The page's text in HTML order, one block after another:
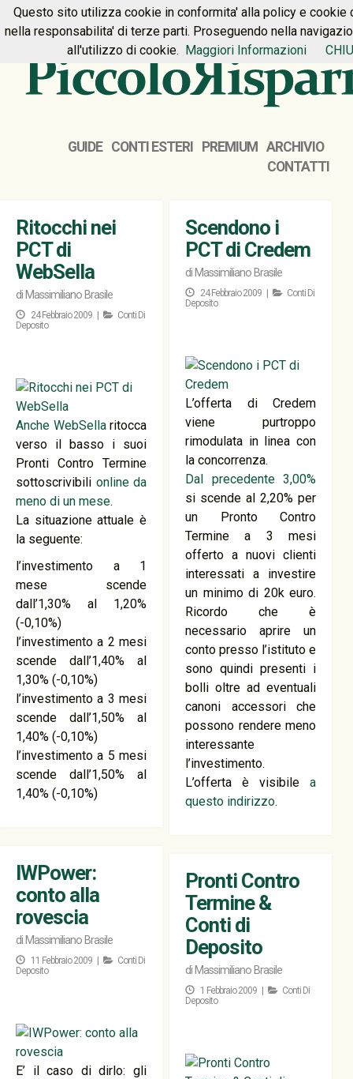
HOME PREMIUM CONTATTI
GUIDE CONTI ESTERI PREMIUM
ARCHIVIO
CONTATTI
Ritocchi nei
PCT di
WebSella
di Massimiliano Brasile
24 Febbraio 2009 |
Conti Di
Deposito
Anche WebSellaritocca
verso il basso i suoi
Pronti Contro Termine
sottoscrivibili online da
meno di un mese.
La situazione attuale è
la seguente:
l’investimento a 1
mese scende
dall’1,30% al 1,20%
(-0,10%)
l’investimento a 2 mesi
scende dall’1,40% al
1,30% (-0,10%)
l’investimento a 3 mesi
scende dall’1,50% al
1,40% (-0,10%)
l’investimento a 5 mesi
scende dall’1,50% al
1,40% (-0,10%)
Scendono i
PCT di Credem
di Massimiliano Brasile
24 Febbraio 2009 |
Conti Di
Deposito
L’offerta di Credem
viene purtroppo
rimodulata in linea con
la concorrenza.
Dal precedente 3,00%
si scende al 2,20% per
un Pronto Contro
Termine a 3 mesi
offerto a nuovi clienti
interessati a investire
un minimo di 20k euro.
Ricordo che è
necessario aprire un
conto presso l’istituto e
sono quindi presenti i
bolli oltre ad eventuali
canoni accessori che
possono rendere meno
interessante
l’investimento.
L’offerta è visibilea
questo indirizzo.
IWPower:
conto alla
rovescia
di Massimiliano Brasile
11 Febbraio 2009 |
Conti Di
Deposito
E’ il caso di dirlo: gli
Pronti Contro
Termine &
Conti di
Deposito
di Massimiliano Brasile
1 Febbraio 2009 |
Conti Di
Deposito
Questo sito utilizza cookie in conformita' alla policy e cookie
nella responsabilita' di terze parti. Proseguendo nella
all'utilizzo di cookie. Maggiori Informazioni